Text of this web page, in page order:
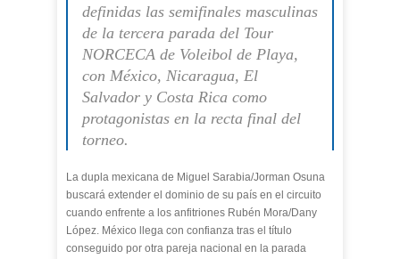
definidas las semifinales masculinas
de la tercera parada del Tour
NORCECA de Voleibol de Playa,
con México, Nicaragua, El
Salvador y Costa Rica como
protagonistas en la recta final del
torneo.
La dupla mexicana de Miguel Sarabia/Jorman Osuna
buscará extender el dominio de su país en el circuito
cuando enfrente a los anfitriones Rubén Mora/Dany
López. México llega con confianza tras el título
conseguido por otra pareja nacional en la parada